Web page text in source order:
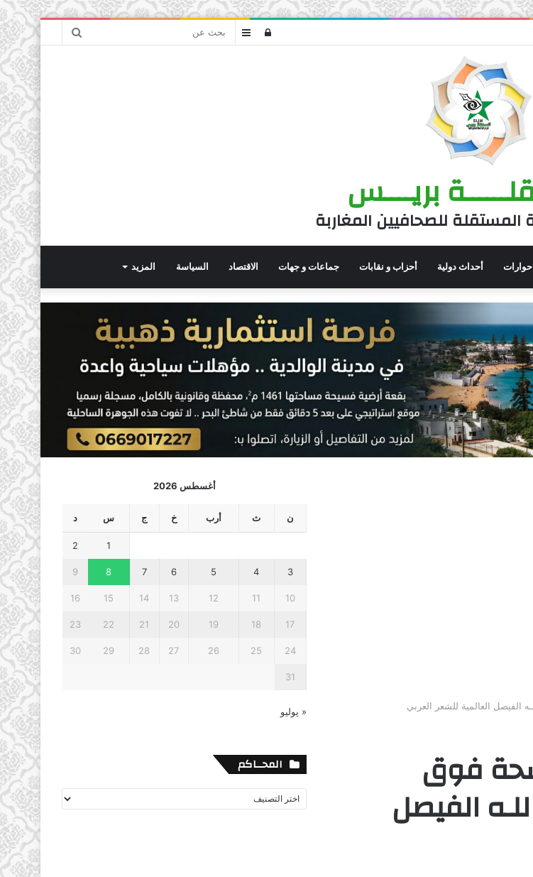
بحث
عمودتسجيل
بريــــس
المستقلة للصحافيين المغاربة
حوارات أحداث دولية أحزاب و نقابات جماعات و جهات الاقتصاد السياسة المزيد
الفيصل العالمية للشعر العربي
فوق
الفيصل
أغسطس 2026
ن ث أرب خ ج س د
1
2
3
4
5
6
7
8
9
10
11
12
13
14
15
16
17
18
19
20
21
22
23
24
25
26
27
28
29
30
31
« يوليو
المحــاكم
المحــاكم